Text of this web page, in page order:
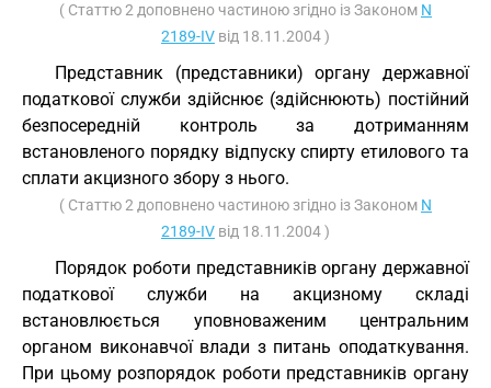
( Статтю 2 доповнено частиною згідно із Законом N
2189-IV від 18.11.2004 )
Представник (представники) органу державної
податкової служби здійснює (здійснюють) постійний
безпосередній контроль за дотриманням
встановленого порядку відпуску спирту етилового та
сплати акцизного збору з нього.
( Статтю 2 доповнено частиною згідно із Законом N
2189-IV від 18.11.2004 )
Порядок роботи представників органу державної
податкової служби на акцизному складі
встановлюється уповноваженим центральним
органом виконавчої влади з питань оподаткування.
При цьому розпорядок роботи представників органу